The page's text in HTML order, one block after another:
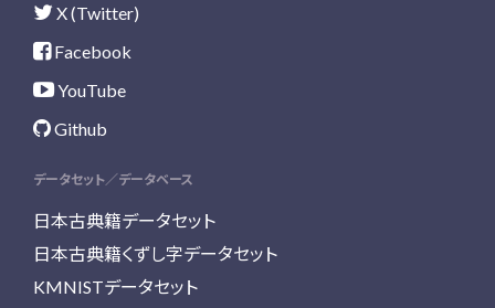
X (Twitter)
Facebook
YouTube
Github
データセット／データベース
日本古典籍データセット
日本古典籍くずし字データセット
KMNISTデータセット